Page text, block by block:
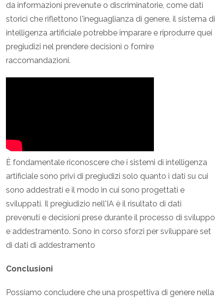
da informazioni prevenute o discriminatorie, come dati
storici che riflettono l'ineguaglianza di genere, il sistema di
intelligenza artificiale potrebbe imparare e riprodurre quei
pregiudizi nel prendere decisioni o fornire
raccomandazioni.
È fondamentale riconoscere che i sistemi di intelligenza
artificiale sono privi di pregiudizi solo quanto i dati su cui
sono addestrati e il modo in cui sono progettati e
sviluppati. Il pregiudizio nell'IA è il risultato di dati
prevenuti e decisioni prese durante il processo di sviluppo
e addestramento. Sono in corso sforzi per sviluppare set
di dati di addestramento
Conclusioni
Possiamo concludere che una prospettiva di genere nella